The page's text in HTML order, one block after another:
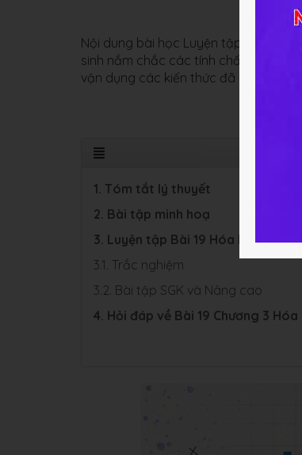
Nội dung bài học Luyện tập: Tính
sinh nắm chắc các tính chất vật lí,
vận dụng các kiến thức đã học, kết
1. Tóm tắt lý thuyết
2. Bài tập minh hoạ
3. Luyện tập Bài 19 Hóa học 11
3.1. Trắc nghiệm
3.2. Bài tập SGK và Nâng cao
4. Hỏi đáp về Bài 19 Chương 3 Hóa